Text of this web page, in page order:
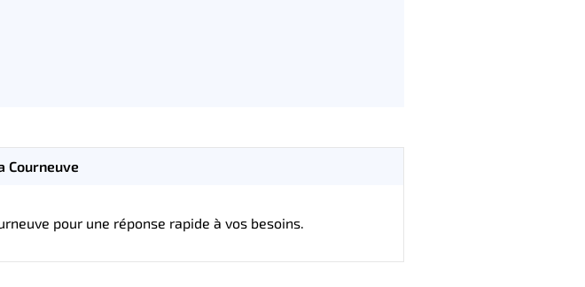
Courneuve
pour une réponse rapide à vos besoins.